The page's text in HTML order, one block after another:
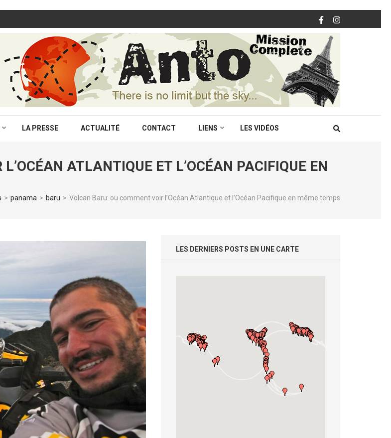
LA PRESSE ACTUALITÉ CONTACT LIENS LES VIDÉOS
ATLANTIQUE ET L’OCÉAN PACIFIQUE EN
> panama > baru > Volcan Baru: ou comment voir l’Océan Atlantique et l’Océan Pacifique en même temps
LES DERNIERS POSTS EN UNE CARTE